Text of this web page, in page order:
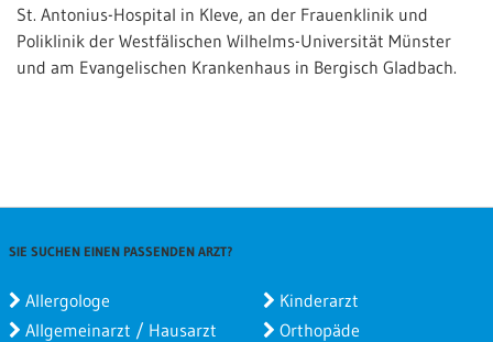
Netter Arzt, der sich Zeit nimmt. Wartezeit top. Ganze
Krankheitsgeschichte wurde aufgenommen, unter
Do 30.01.2020 vonDorothea Hämmerer(Verifizierter
Patient)
Besuchsgrund
Wartezeit
Gesamtbewertung
St. Antonius-Hospital in Kleve, an der Frauenklinik und
Poliklinik der Westfälischen Wilhelms-Universität Münster
und am Evangelischen Krankenhaus in Bergisch Gladbach.
SIE SUCHEN EINEN PASSENDEN ARZT?
Allergologe
Allgemeinarzt / Hausarzt
Kinderarzt
Orthopäde